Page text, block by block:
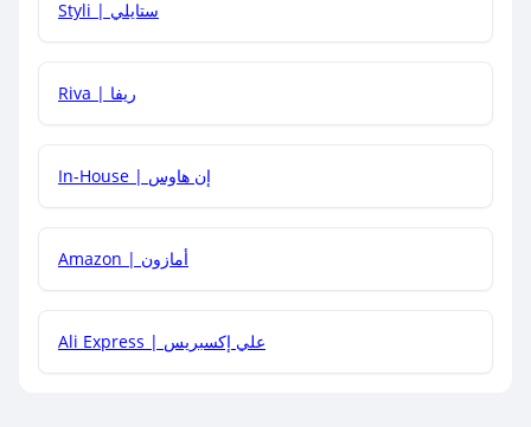
هل يمكنني جمع كود خصم مع العروض الأخرى؟
Styli | ستايلي
Riva | ريفا
In-House | إن هاوس
Amazon | أمازون
Ali Express | علي إكسبريس